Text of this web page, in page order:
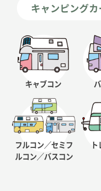
キャンピングカ
キャブコン
フルコン／セミフ
ルコン／バスコン